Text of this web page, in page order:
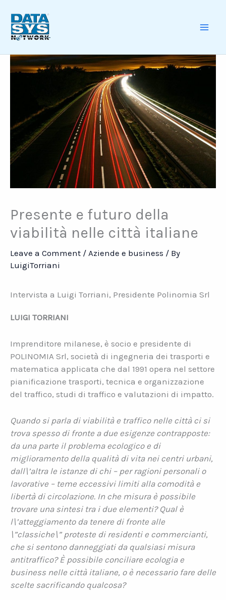
content
Presente e futuro della
viabilità nelle città italiane
Leave a Comment / Aziende e business / By
LuigiTorriani
Intervista a Luigi Torriani, Presidente Polinomia Srl
LUIGI TORRIANI
Imprenditore milanese, è socio e presidente di
POLINOMIA Srl, società di ingegneria dei trasporti e
matematica applicata che dal 1991 opera nel settore
pianificazione trasporti, tecnica e organizzazione
del traffico, studi di traffico e valutazioni di impatto.
Quando si parla di viabilità e traffico nelle città ci si
trova spesso di fronte a due esigenze contrapposte:
da una parte il problema ecologico e di
miglioramento della qualità di vita nei centri urbani,
dall\’altra le istanze di chi – per ragioni personali o
lavorative – teme eccessivi limiti alla comodità e
libertà di circolazione. In che misura è possibile
trovare una sintesi tra i due elementi? Qual è
l\’atteggiamento da tenere di fronte alle
\”classiche\” proteste di residenti e commercianti,
che si sentono danneggiati da qualsiasi misura
antitraffico? È possibile conciliare ecologia e
business nelle città italiane, o è necessario fare delle
scelte sacrificando qualcosa?